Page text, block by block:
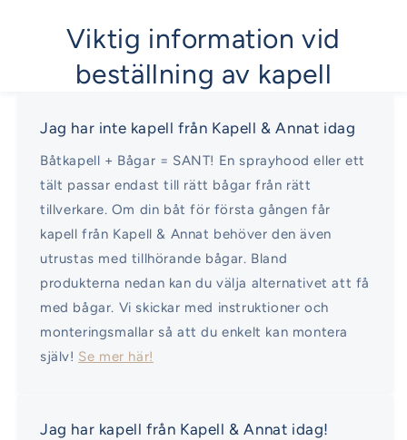
Viktig information vid
beställning av kapell
Jag har inte kapell från Kapell & Annat idag
Båtkapell + Bågar = SANT! En sprayhood eller ett
tält passar endast till rätt bågar från rätt
tillverkare. Om din båt för första gången får
kapell från Kapell & Annat behöver den även
utrustas med tillhörande bågar. Bland
produkterna nedan kan du välja alternativet att få
med bågar. Vi skickar med instruktioner och
monteringsmallar så att du enkelt kan montera
själv! Se mer här!
Jag har kapell från Kapell & Annat idag!